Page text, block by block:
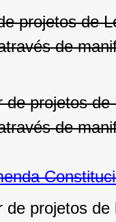
projetos de
de
de projetos
de
de projetos